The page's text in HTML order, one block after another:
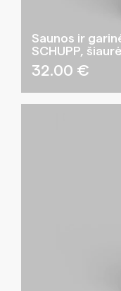
Saunos ir
SCHUPP,
32.00 €